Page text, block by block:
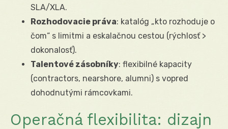
SLA/XLA.
Rozhodovacie práva: katalóg „kto rozhoduje o
čom“ s limitmi a eskalačnou cestou (rýchlosť >
dokonalosť).
Talentové zásobníky: flexibilné kapacity
(contractors, nearshore, alumni) s vopred
dohodnutými rámcovkami.
Operačná flexibilita: dizajn